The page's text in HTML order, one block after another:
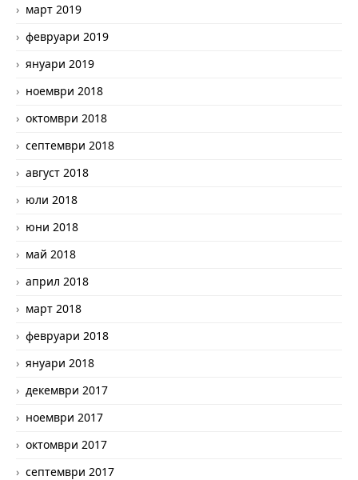
март 2019
февруари 2019
януари 2019
ноември 2018
октомври 2018
септември 2018
август 2018
юли 2018
юни 2018
май 2018
април 2018
март 2018
февруари 2018
януари 2018
декември 2017
ноември 2017
октомври 2017
септември 2017